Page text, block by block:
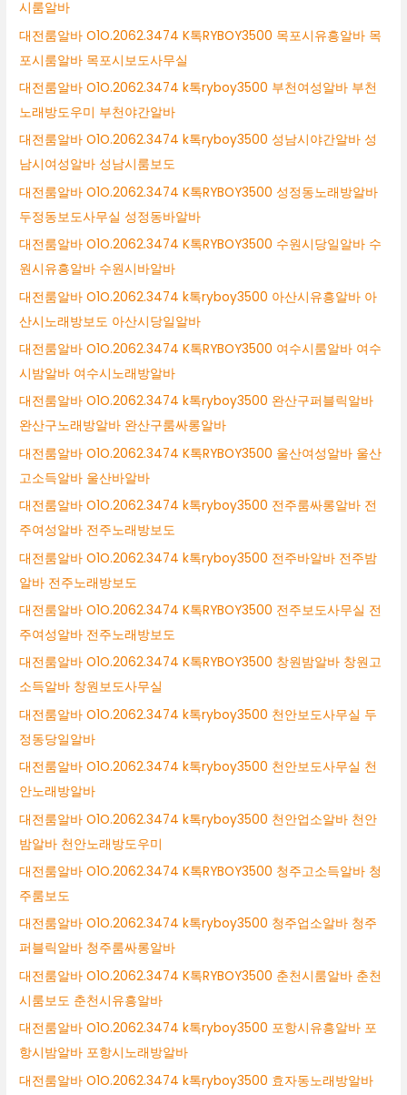
시룸알바
대전룸알바 O1O.2062.3474 K톡RYBOY3500 목포시유흥알바 목
포시룸알바 목포시보도사무실
대전룸알바 O1O.2062.3474 k톡ryboy3500 부천여성알바 부천
노래방도우미 부천야간알바
대전룸알바 O1O.2062.3474 k톡ryboy3500 성남시야간알바 성
남시여성알바 성남시룸보도
대전룸알바 O1O.2062.3474 K톡RYBOY3500 성정동노래방알바
두정동보도사무실 성정동바알바
대전룸알바 O1O.2062.3474 K톡RYBOY3500 수원시당일알바 수
원시유흥알바 수원시바알바
대전룸알바 O1O.2062.3474 k톡ryboy3500 아산시유흥알바 아
산시노래방보도 아산시당일알바
대전룸알바 O1O.2062.3474 K톡RYBOY3500 여수시룸알바 여수
시밤알바 여수시노래방알바
대전룸알바 O1O.2062.3474 k톡ryboy3500 완산구퍼블릭알바
완산구노래방알바 완산구룸싸롱알바
대전룸알바 O1O.2062.3474 K톡RYBOY3500 울산여성알바 울산
고소득알바 울산바알바
대전룸알바 O1O.2062.3474 k톡ryboy3500 전주룸싸롱알바 전
주여성알바 전주노래방보도
대전룸알바 O1O.2062.3474 k톡ryboy3500 전주바알바 전주밤
알바 전주노래방보도
대전룸알바 O1O.2062.3474 K톡RYBOY3500 전주보도사무실 전
주여성알바 전주노래방보도
대전룸알바 O1O.2062.3474 K톡RYBOY3500 창원밤알바 창원고
소득알바 창원보도사무실
대전룸알바 O1O.2062.3474 k톡ryboy3500 천안보도사무실 두
정동당일알바
대전룸알바 O1O.2062.3474 k톡ryboy3500 천안보도사무실 천
안노래방알바
대전룸알바 O1O.2062.3474 k톡ryboy3500 천안업소알바 천안
밤알바 천안노래방도우미
대전룸알바 O1O.2062.3474 K톡RYBOY3500 청주고소득알바 청
주룸보도
대전룸알바 O1O.2062.3474 k톡ryboy3500 청주업소알바 청주
퍼블릭알바 청주룸싸롱알바
대전룸알바 O1O.2062.3474 K톡RYBOY3500 춘천시룸알바 춘천
시룸보도 춘천시유흥알바
대전룸알바 O1O.2062.3474 k톡ryboy3500 포항시유흥알바 포
항시밤알바 포항시노래방알바
대전룸알바 O1O.2062.3474 k톡ryboy3500 효자동노래방알바